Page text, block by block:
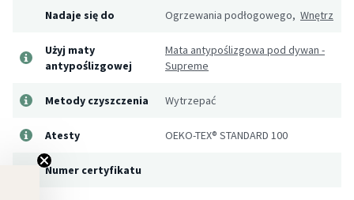
Nadaje się do Ogrzewania podłogowego, Wnętrz
Użyj maty
antypoślizgowej
Mata antypoślizgowa pod dywan -
Supreme
Metody czyszczenia Wytrzepać
Atesty OEKO-TEX® STANDARD 100
Numer certyfikatu